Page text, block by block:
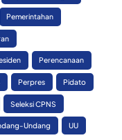
Pemerintahan
Perencanaan
Perpres Pidato
Seleksi CPNS
Undang UU